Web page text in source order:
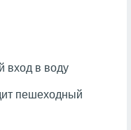
вход в воду
пешеходный